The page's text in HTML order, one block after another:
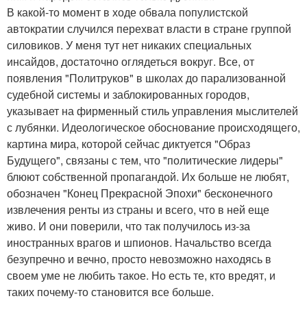
В какой-то момент в ходе обвала популистской
автократии случился перехват власти в стране группой
силовиков. У меня тут нет никаких специальных
инсайдов, достаточно оглядеться вокруг. Все, от
появления "Политруков" в школах до парализованной
судебной системы и заблокированных городов,
указывает на фирменный стиль управления мыслителей
с лубянки. Идеологическое обоснование происходящего,
картина мира, которой сейчас диктуется "Образ
Будущего", связаны с тем, что "политические лидеры"
блюют собственной пропагандой. Их больше не любят,
обозначен "Конец Прекрасной Эпохи" бесконечного
извлечения ренты из страны и всего, что в ней еще
живо. И они поверили, что так получилось из-за
иностранных врагов и шпионов. Начальство всегда
безупречно и вечно, просто невозможно находясь в
своем уме не любить такое. Но есть те, кто вредят, и
таких почему-то становится все больше.